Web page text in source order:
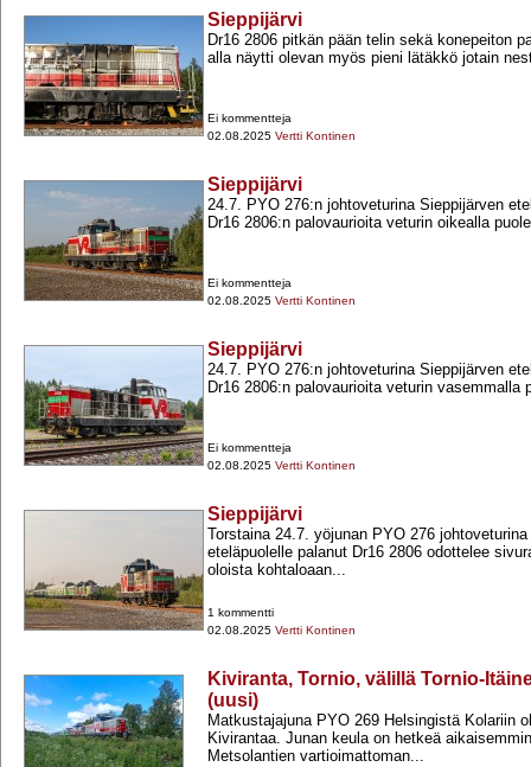
Sieppijärvi
Dr16 2806 pitkän pään telin sekä konepeiton
alla näytti olevan myös pieni lätäkkö jotain
Ei kommentteja
02.08.2025 Vertti Kontinen
Sieppijärvi
24.7. PYO 276:n johtoveturina Sieppijärven
Dr16 2806:n palovaurioita veturin oikealla
Ei kommentteja
02.08.2025 Vertti Kontinen
Sieppijärvi
24.7. PYO 276:n johtoveturina Sieppijärven
Dr16 2806:n palovaurioita veturin vasemmalla
Ei kommentteja
02.08.2025 Vertti Kontinen
Sieppijärvi
Torstaina 24.7. yöjunan PYO 276
eteläpuolelle palanut Dr16 2806 odottelee
oloista kohtaloaan...
1 kommentti
02.08.2025 Vertti Kontinen
Kiviranta, Tornio, välillä Tornio-
(uusi)
Matkustajajuna PYO 269 Helsingistä Kolariin
Kivirantaa. Junan keula on hetkeä
Metsolantien vartioimattoman...